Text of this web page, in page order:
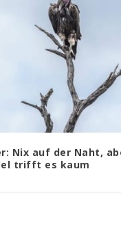
Nix auf der Naht,
trifft es kaum